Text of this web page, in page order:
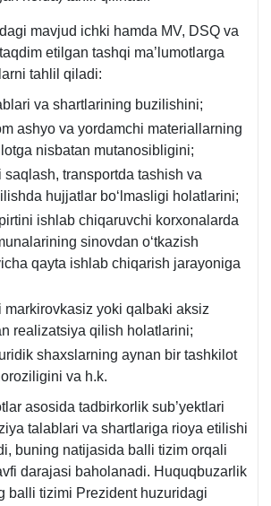
mavjud ichki hamda MV, DSQ va
etilgan tashqi ma’lumotlarga
tahlil qiladi:
va shartlarining buzilishini;
ashyo va yordamchi materiallarning
nisbatan mutanosibligini;
saqlash, transportda tashish va
hujjatlar boʻlmasligi holatlarini;
ishlab chiqaruvchi korхonalarda
sinovdan oʻtkazish
qayta ishlab chiqarish jarayoniga
markirovkasiz yoki qalbaki aksiz
realizatsiya qilish holatlarini;
shaхslarning aynan bir tashkilot
va h.k.
asosida tadbirkorlik sub’yektlari
talablari va shartlariga rioya etilishi
buning natijasida balli tizim orqali
darajasi baholanadi. Huquqbuzarlik
balli tizimi Prezident huzuridagi